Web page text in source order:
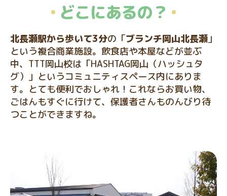
どこにあるの？
北長瀬駅から歩いて3分の「ブランチ岡山北長瀬 」
という複合商業施設。飲食店や本屋などが並ぶ
中、TTT岡山校は「HASHTAG岡山（ハッシュタ
グ）」というコミュニティスペース内にありま
す。とても便利でおしゃれ！これならお買い物、
ごはんもすぐに行けて、保護者さんものんびり待
つことができますね。